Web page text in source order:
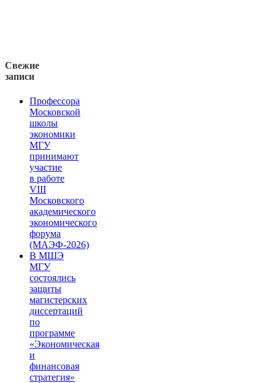
Свежие
записи
Профессора
Московской
школы
экономики
МГУ
принимают
участие
в работе
VIII
Московского
академического
экономического
форума
(МАЭФ-2026)
В МШЭ
МГУ
состоялись
защиты
магистерских
диссертаций
по
программе
«Экономическая
и
финансовая
стратегия»